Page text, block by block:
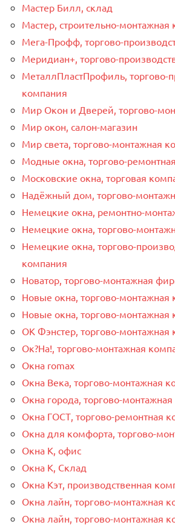
Мастер Билл, склад
Мастер, строительно-монтажная
Мега-Профф, торгово-
Меридиан+, торгово-
МеталлПластПрофиль, торгово-
компания
Мир Окон и Дверей, торгово-
Мир окон, салон-магазин
Мир света, торгово-монтажная
Модные окна, торгово-
Московские окна, торговая
Надёжный дом, торгово-
Немецкие окна, ремонтно-
Немецкие окна, торгово-
Немецкие окна, торгово-
компания
Новатор, торгово-монтажная
Новые окна, торгово-монтажная
Новые окна, торгово-монтажная
ОК Фэнстер, торгово-монтажная
Ок?На!, торгово-монтажная
Окна romax
Окна Века, торгово-монтажная
Окна города, торгово-
Окна ГОСТ, торгово-ремонтная
Окна для комфорта, торгово-
Окна К, офис
Окна К, Склад
Окна Кэт, производственная
Окна лайн, торгово-монтажная
Окна лайн, торгово-монтажная